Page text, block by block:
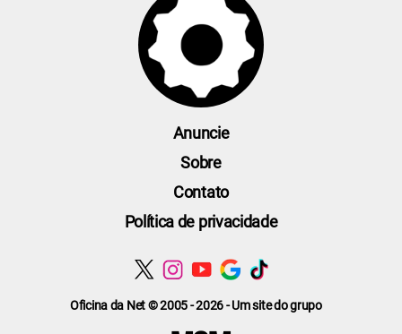
Oficina da Net © 2005 - 2026 - Um site do grupo
Anuncie
Sobre
Contato
Política de privacidade